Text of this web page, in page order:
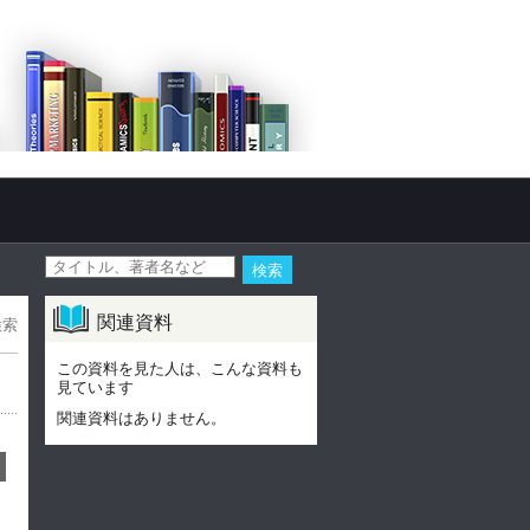
関連資料
この資料を見た人は、こんな資料も
見ています
関連資料はありません。